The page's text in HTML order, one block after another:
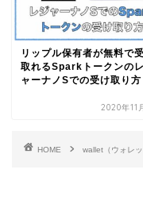
リップル保有者が無料で
取れるSparkトークンの
ャーナノSでの受け取り方
2020年11
HOME wallet（ウォレッ